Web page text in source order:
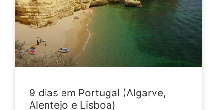
9 dias em Portugal (Algarve,
Alentejo e Lisboa)